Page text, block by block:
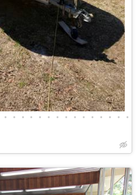
• • • • • • • • • • • • • • •